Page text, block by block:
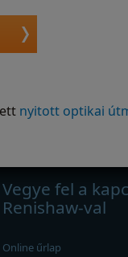
nyitott optikai
Vegye fel a
Renishaw-val
Online űrlap